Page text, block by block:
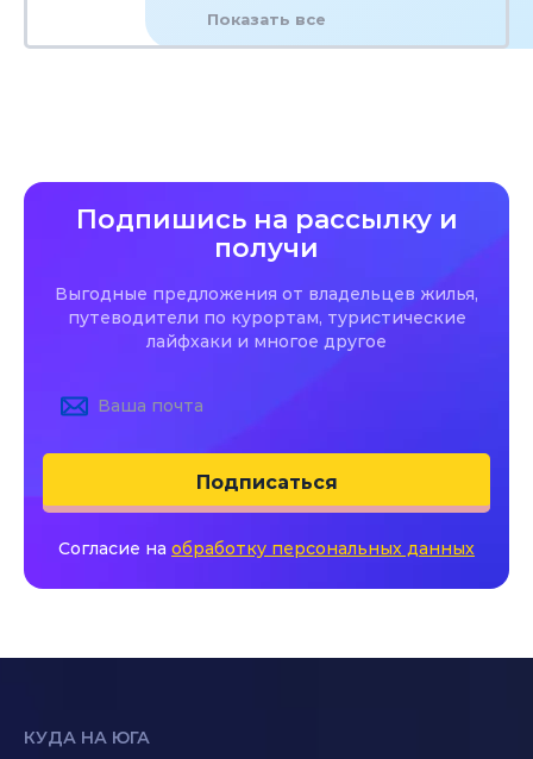
Показать все
Подпишись на рассылку и
получи
Выгодные предложения от владельцев жилья,
путеводители по курортам, туристические
лайфхаки и многое другое
Подписаться
Согласие на обработку персональных данных
КУДА НА ЮГА